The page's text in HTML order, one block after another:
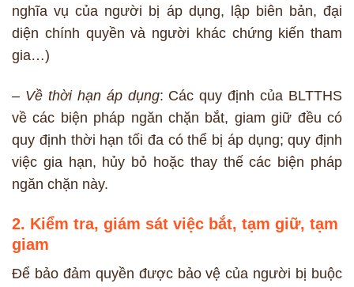
nghĩa vụ của người bị áp dụng, lập biên bản, đại
diện chính quyền và người khác chứng kiến tham
gia…)
– Về thời hạn áp dụng: Các quy định của BLTTHS
về các biện pháp ngăn chặn bắt, giam giữ đều có
quy định thời hạn tối đa có thể bị áp dụng; quy định
việc gia hạn, hủy bỏ hoặc thay thế các biện pháp
ngăn chặn này.
2. Kiểm tra, giám sát việc bắt, tạm giữ, tạm
giam
Để bảo đảm quyền được bảo vệ của người bị buộc